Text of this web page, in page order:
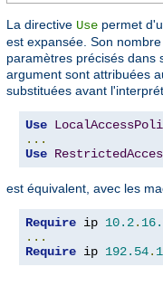
La directive Use permet
est expansée. Son
paramètres précisés dans
argument sont attribuées
substituées avant
Use
...
Use
est équivalent, avec les
Require ip 10.2.
...
Require ip 192.54.